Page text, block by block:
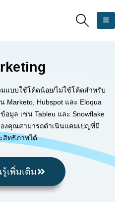
แบบใช้โค้ดน้อย/ไม่ใช้โค้ดสำหรับ
Marketo, Hubspot และ Eloqua
มูล เช่น Tableu และ Snowflake
งคุณสามารถดำเนินแคมเปญที่มี
สิทธิภาพได้
รู้เพิ่มเติม